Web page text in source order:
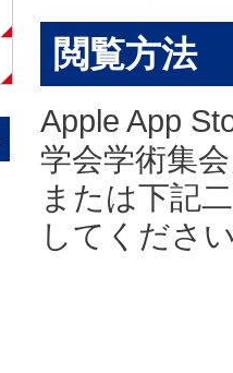
閲覧方法
Apple App
学会学術集
または下記
してくださ